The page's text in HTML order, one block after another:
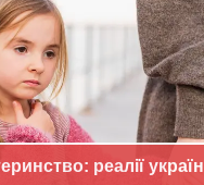
реалії